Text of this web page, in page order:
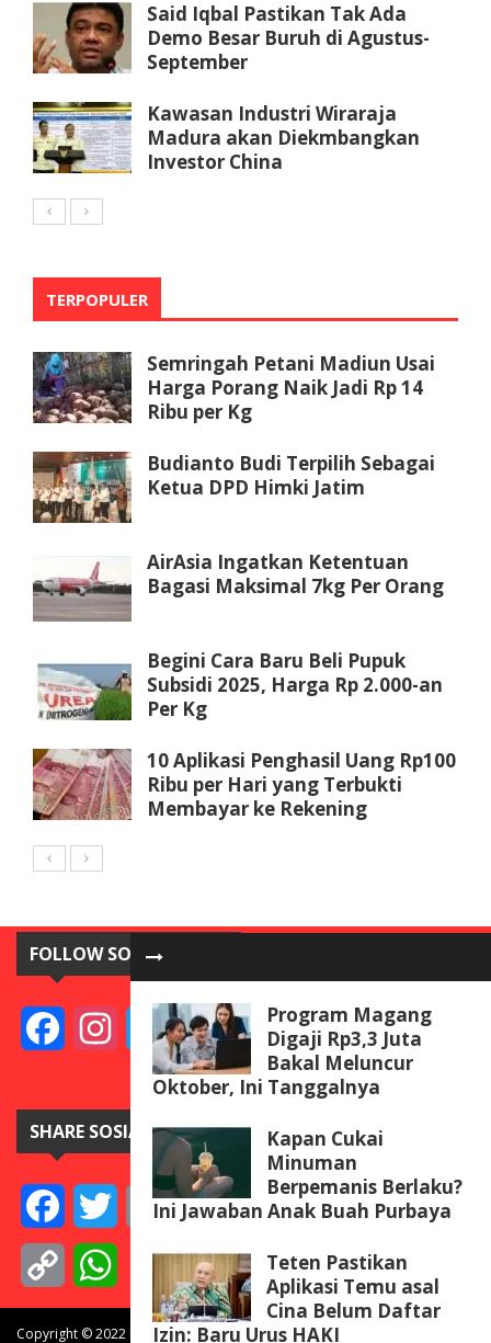
Program Magang
Digaji Rp3,3 Juta
Bakal Meluncur
Oktober, Ini Tanggalnya
Kapan Cukai
Minuman
Berpemanis Berlaku?
Ini Jawaban Anak Buah Purbaya
Teten Pastikan
Aplikasi Temu asal
Cina Belum Daftar
Izin: Baru Urus HAKI
Said Iqbal Pastikan Tak Ada
Demo Besar Buruh di Agustus-
September
Kawasan Industri Wiraraja
Madura akan Diekmbangkan
Investor China
TERPOPULER
Semringah Petani Madiun Usai
Harga Porang Naik Jadi Rp 14
Ribu per Kg
Budianto Budi Terpilih Sebagai
Ketua DPD Himki Jatim
AirAsia Ingatkan Ketentuan
Bagasi Maksimal 7kg Per Orang
Begini Cara Baru Beli Pupuk
Subsidi 2025, Harga Rp 2.000-an
Per Kg
10 Aplikasi Penghasil Uang Rp100
Ribu per Hari yang Terbukti
Membayar ke Rekening
FOLLOW SOSIAL MEDIA
FacebookInstagramTwitterYouTube
SHARE SOSIAL MEDIA
FacebookTwitterEmail TelegramLine Messenger
Gmail
Copy
Link
WhatsApp
Copyright © 2022 BISNISdanINVEST.com. All rights reserved.